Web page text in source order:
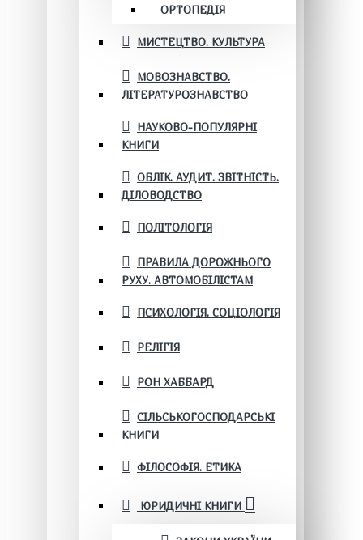
ОРТОПЕДІЯ
МИСТЕЦТВО. КУЛЬТУРА
МОВОЗНАВСТВО.
ЛІТЕРАТУРОЗНАВСТВО
НАУКОВО-ПОПУЛЯРНІ
КНИГИ
ОБЛІК. АУДИТ. ЗВІТНІСТЬ.
ДІЛОВОДСТВО
ПОЛІТОЛОГІЯ
ПРАВИЛА ДОРОЖНЬОГО
РУХУ. АВТОМОБІЛІСТАМ
ПСИХОЛОГІЯ. СОЦІОЛОГІЯ
РЕЛІГІЯ
РОН ХАББАРД
СІЛЬСЬКОГОСПОДАРСЬКІ
КНИГИ
ФІЛОСОФІЯ. ЕТИКА
ЮРИДИЧНІ КНИГИ